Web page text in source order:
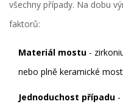
všechny případy. Na dobu
faktorů:
Materiál mostu -
nebo plně keramické
Jednoduchost případu -